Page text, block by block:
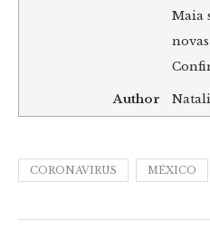
Maia
Author
CORONAVIRUS MÉXICO